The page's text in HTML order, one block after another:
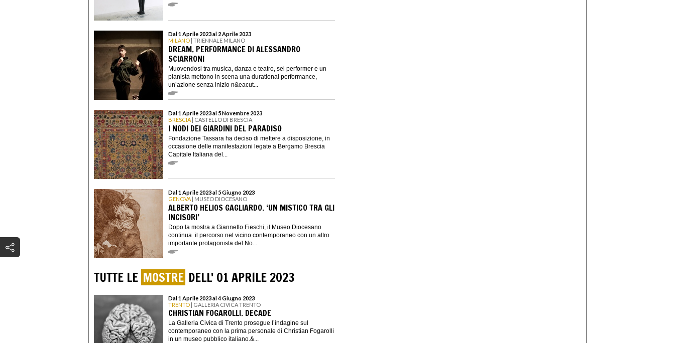
Dal 1 Aprile 2023 al 2 Aprile 2023
MILANO | TRIENNALE MILANO
DREAM. PERFORMANCE DI ALESSANDRO
SCIARRONI
Muovendosi tra musica, danza e teatro, sei performer e un
pianista mettono in scena una durational performance,
un’azione senza inizio n&eacut...
Dal 1 Aprile 2023 al 5 Novembre 2023
BRESCIA | CASTELLO DI BRESCIA
I NODI DEI GIARDINI DEL PARADISO
Fondazione Tassara ha deciso di mettere a disposizione, in
occasione delle manifestazioni legate a Bergamo Brescia
Capitale Italiana del...
Dal 1 Aprile 2023 al 5 Giugno 2023
GENOVA | MUSEO DIOCESANO
ALBERTO HELIOS GAGLIARDO. ‘UN MISTICO TRA GLI
INCISORI’
Dopo la mostra a Giannetto Fieschi, il Museo Diocesano
continua il percorso nel vicino contemporaneo con un altro
importante protagonista del No...
TUTTE LE MOSTRE DELL' 01 APRILE 2023
Dal 1 Aprile 2023 al 4 Giugno 2023
TRENTO | GALLERIA CIVICA TRENTO
CHRISTIAN FOGAROLLI. DECADE
La Galleria Civica di Trento prosegue l’indagine sul
contemporaneo con la prima personale di Christian Fogarolli
in un museo pubblico italiano.&...